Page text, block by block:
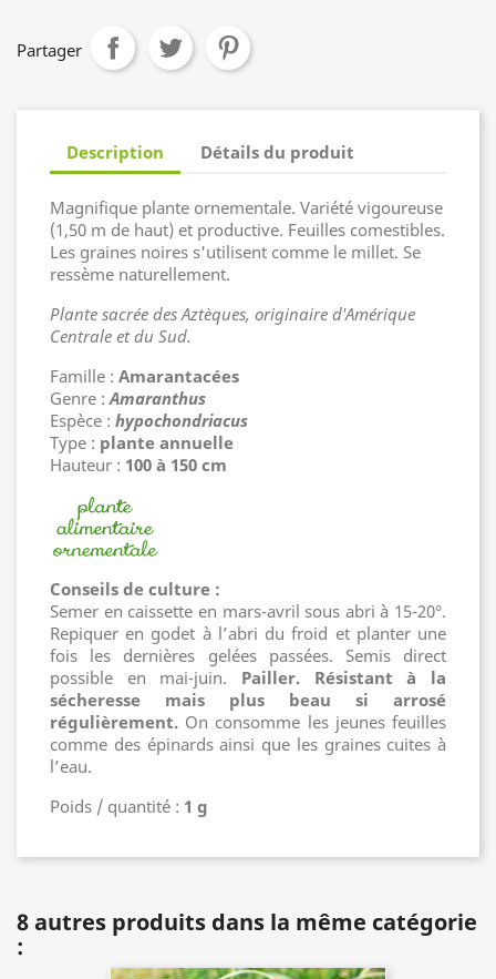
Partager
Description Détails du produit
Magnifique plante ornementale. Variété vigoureuse
(1,50 m de haut) et productive. Feuilles comestibles.
Les graines noires s'utilisent comme le millet. Se
ressème naturellement.
Plante sacrée des Aztèques, originaire d'Amérique
Centrale et du Sud.
Famille : Amarantacées
Genre : Amaranthus
Espèce : hypochondriacus
Type : plante annuelle
Hauteur : 100 à 150 cm
Conseils de culture :
Semer en caissette en mars-avril sous abri à 15-20°.
Repiquer en godet à l’abri du froid et planter une
fois les dernières gelées passées. Semis direct
possible en mai-juin. Pailler. Résistant à la
sécheresse mais plus beau si arrosé
régulièrement. On consomme les jeunes feuilles
comme des épinards ainsi que les graines cuites à
l’eau.
Poids / quantité : 1 g
8 autres produits dans la même catégorie
: